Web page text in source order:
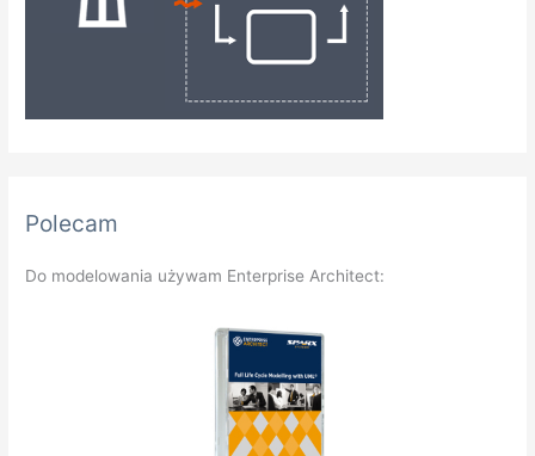
Polecam
Do modelowania używam Enterprise Architect: